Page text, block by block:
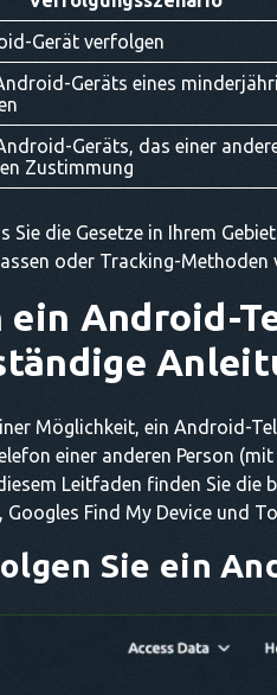
Gerät verfolgen
Geräts eines
Geräts, das einer
Zustimmung
Sie die Gesetze in Ihrem
oder Tracking-
ein Android-
Möglichkeit, ein Android-
einer anderen Person
Leitfaden finden Sie
Googles Find My Device und
Sie ein